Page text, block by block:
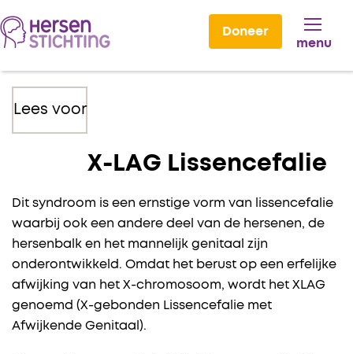
Doneer
menu
Lees voor
X-LAG Lissencefalie
Dit syndroom is een ernstige vorm van lissencefalie
waarbij ook een andere deel van de hersenen, de
hersenbalk en het mannelijk genitaal zijn
onderontwikkeld. Omdat het berust op een erfelijke
afwijking van het X-chromosoom, wordt het XLAG
genoemd (X-gebonden Lissencefalie met
Afwijkende Genitaal).